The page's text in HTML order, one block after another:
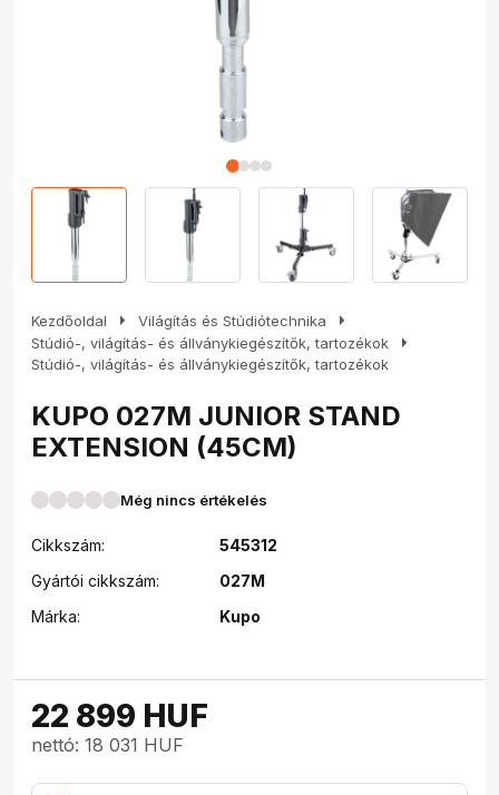
Kezdőoldal arrow_right Világítás és Stúdiótechnika arrow_right
Stúdió-, világítás- és állványkiegészítők, tartozékok arrow_right
Stúdió-, világítás- és állványkiegészítők, tartozékok
KUPO 027M JUNIOR STAND
EXTENSION (45CM)
Még nincs értékelés
Cikkszám:
545312
Gyártói cikkszám:
027M
Márka:
Kupo
22 899 HUF
nettó: 18 031 HUF